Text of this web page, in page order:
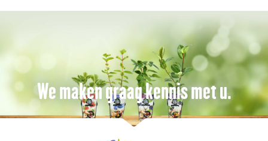
We maken graag kennis met u.